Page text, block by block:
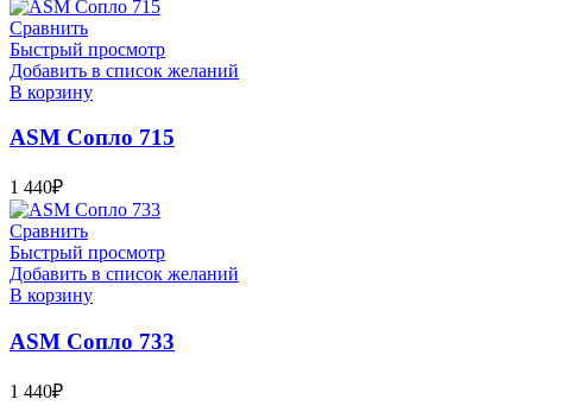
Сравнить
Быстрый просмотр
Добавить в список желаний
В корзину
ASM Сопло 715
1 440₽
Сравнить
Быстрый просмотр
Добавить в список желаний
В корзину
ASM Сопло 733
1 440₽